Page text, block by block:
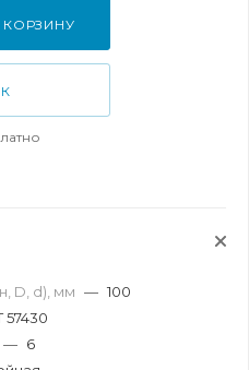
КОРЗИНУ
D, d), мм — 100
57430
— 6